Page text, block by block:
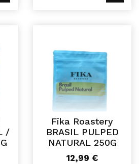
/
Fika Roastery
BRASIL PULPED
NATURAL 250G
12,99 €